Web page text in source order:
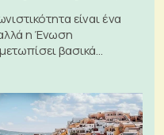
είναι ένα
η Ένωση
βασικά